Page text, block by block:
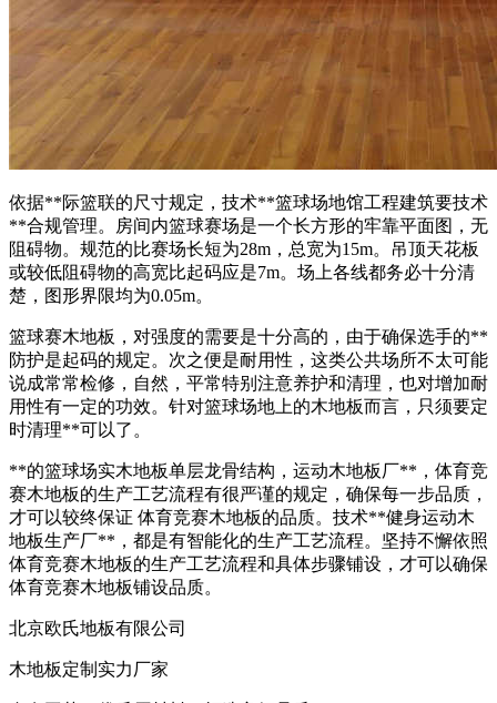
依据**际篮联的尺寸规定，技术**篮球场地馆工程建筑要技术
**合规管理。房间内篮球赛场是一个长方形的牢靠平面图，无
阻碍物。规范的比赛场长短为28m，总宽为15m。吊顶天花板
或较低阻碍物的高宽比起码应是7m。场上各线都务必十分清
楚，图形界限均为0.05m。
篮球赛木地板，对强度的需要是十分高的，由于确保选手的**
防护是起码的规定。次之便是耐用性，这类公共场所不太可能
说成常常检修，自然，平常特别注意养护和清理，也对增加耐
用性有一定的功效。针对篮球场地上的木地板而言，只须要定
时清理**可以了。
**的篮球场实木地板单层龙骨结构，运动木地板厂**，体育竞
赛木地板的生产工艺流程有很严谨的规定，确保每一步品质，
才可以较终保证 体育竞赛木地板的品质。技术**健身运动木
地板生产厂**，都是有智能化的生产工艺流程。坚持不懈依照
体育竞赛木地板的生产工艺流程和具体步骤铺设，才可以确保
体育竞赛木地板铺设品质。
北京欧氏地板有限公司
木地板定制实力厂家